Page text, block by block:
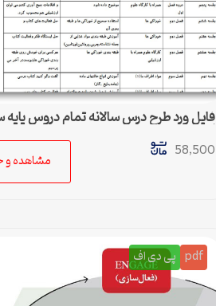
فایل ورد طرح درس سالانه تمام دروس
ابتدایی
58,500
مشاهده و
pdf پی دی اف